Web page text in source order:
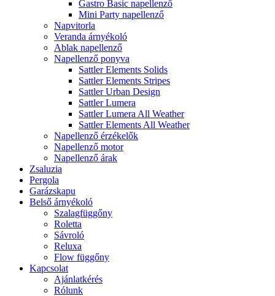
Gastro Basic napellenző
Mini Party napellenző
Napvitorla
Veranda árnyékoló
Ablak napellenző
Napellenző ponyva
Sattler Elements Solids
Sattler Elements Stripes
Sattler Urban Design
Sattler Lumera
Sattler Lumera All Weather
Sattler Elements All Weather
Napellenző érzékelők
Napellenző motor
Napellenző árak
Zsaluzia
Pergola
Garázskapu
Belső árnyékoló
Szalagfüggőny
Roletta
Sávroló
Reluxa
Flow függőny
Kapcsolat
Ajánlatkérés
Rólunk